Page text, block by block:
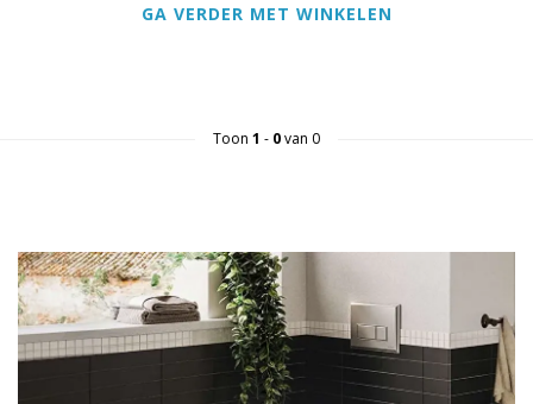
GA VERDER MET WINKELEN
Toon 1 - 0van 0